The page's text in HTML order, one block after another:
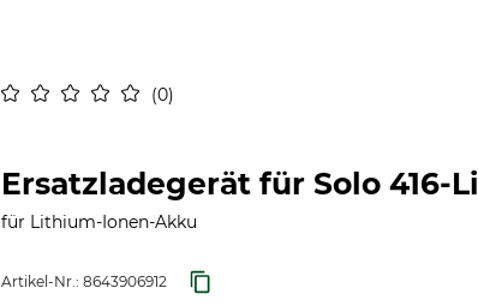
0
Ersatzladegerät für Solo 416-Li
für Lithium-Ionen-Akku
Artikel-Nr.: 8643906912